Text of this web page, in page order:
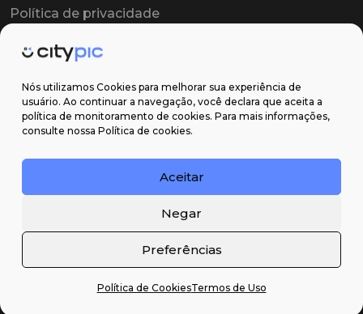
Nós utilizamos Cookies para melhorar sua experiência de
usuário. Ao continuar a navegação, você declara que aceita a
política de monitoramento de cookies. Para mais informações,
consulte nossa Política de cookies.
Aceitar
Negar
Preferências
Política de CookiesTermos de Uso
Política de privacidade
Contrato de licença
Suporte
Email: contato@citypic.com.br